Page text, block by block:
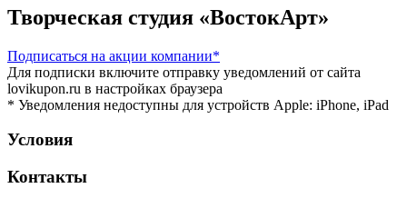
Творческая студия «ВостокАрт»
Подписаться на акции компании*
Для подписки включите отправку уведомлений от сайта
lovikupon.ru в настройках браузера
* Уведомления недоступны для устройств Apple: iPhone, iPad
Условия
Контакты